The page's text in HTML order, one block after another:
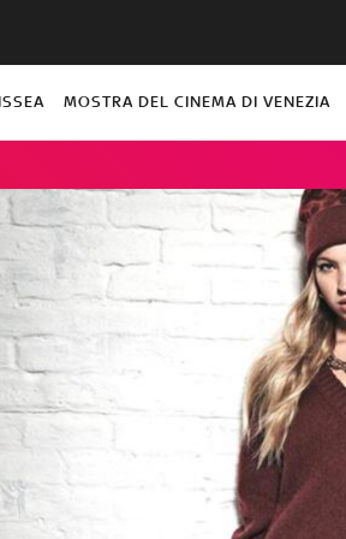
MOSTRA DEL CINEMA DI VENEZIA